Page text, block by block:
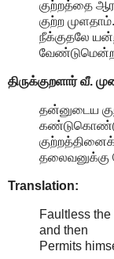
குற்றத்தை
குற்ற
நீக்குதலே
திருக்குறளார் வீ.
தன்னுடைய
தலைவனுக்கு
Translation:
Faultless
and then
Permits